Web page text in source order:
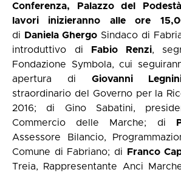
Conferenza, Palazzo del
lavori inizieranno alle ore
di
Daniela Ghergo Sindaco di
introduttivo di
Fabio Renzi,
Fondazione Symbola, cui
apertura di Giovanni
straordinario del Governo per la
2016; di Gino Sabatini,
Commercio delle Marche; di
Assessore Bilancio,
Comune di Fabriano; di
Franco
Treia, Rappresentante Anci